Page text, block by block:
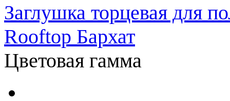
Заглушка торцевая для
Rooftop Бархат
Цветовая гамма